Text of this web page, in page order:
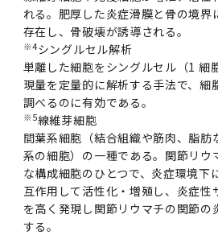
れる。肥厚した炎症滑膜と骨の境界
存在し、骨破壊が誘導される。
※4シングルセル解析
単離した細胞をシングルセル（1 細
現量を定量的に解析する手法で、細
調べるのに有効である。
※5線維芽細胞
間葉系細胞（結合組織や筋肉、脂肪
系の細胞）の一種である。関節リウ
な構成細胞のひとつで、炎症環境下
互作用して活性化・増殖し、炎症性
を高く発現し関節リウマチの関節の
する。